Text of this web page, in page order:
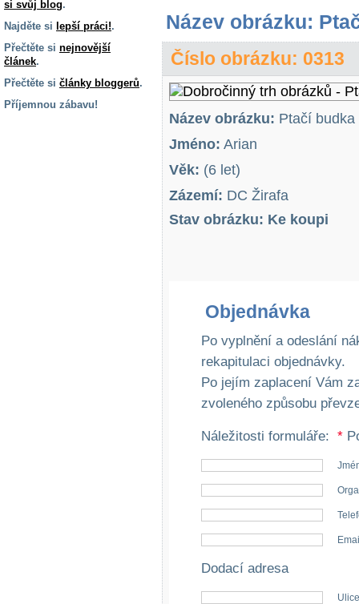
si svůj blog.
Najděte si lepší práci!.
Přečtěte si nejnovější
článek.
Přečtěte si články bloggerů.
Příjemnou zábavu!
Název obrázku:
Číslo obrázku: 0313
Název obrázku: Ptačí budka
Jméno: Arian
Věk: (6 let)
Zázemí: DC Žirafa
Stav obrázku: Ke koupi
Objednávka
Po vyplnění a odeslání
rekapitulaci objednávky.
Po jejím zaplacení Vám
zvoleného způsobu
Náležitosti formuláře: *
Dodací adresa